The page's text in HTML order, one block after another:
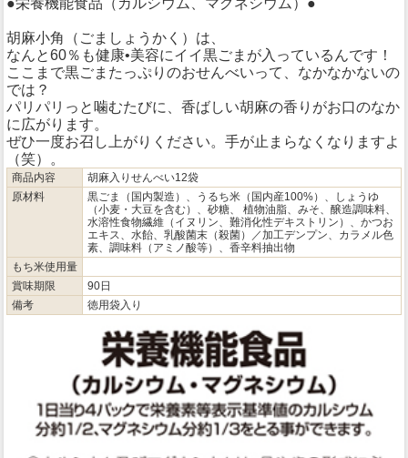
胡麻小角（ごましょうかく）は、
なんと60％も健康•美容にイイ黒ごまが入っているんです！
ここまで黒ごまたっぷりのおせんべいって、なかなかないの
では？
パリパリっと噛むたびに、香ばしい胡麻の香りがお口のなか
に広がります。
ぜひ一度お召し上がりください。手が止まらなくなりますよ
（笑）。
商品内容
胡麻入りせんべい12袋
原材料
黒ごま（国内製造）、うるち米（国内産100%）、しょうゆ
（小麦・大豆を含む）、砂糖、 植物油脂、みそ、醸造調味料、
水溶性食物繊維（イヌリン、難消化性デキストリン）、かつお
エキス、水飴、乳酸菌末（殺菌）／加工デンプン、カラメル色
素、調味料（アミノ酸等）、香辛料抽出物
もち米使用量
賞味期限
90日
備考
徳用袋入り